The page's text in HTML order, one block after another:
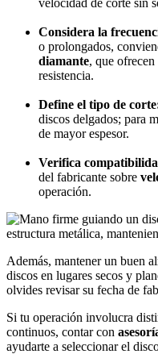
velocidad de corte sin
Considera la
o prolongados,
diamante, que ofrecen
resistencia.
Define el tipo de
discos delgados; para
de mayor espesor.
Verifica
del fabricante sobre
operación.
Además, mantener un buen
discos en lugares secos y
olvides revisar su fecha de
Si tu operación involucra
continuos, contar con
ayudarte a seleccionar el